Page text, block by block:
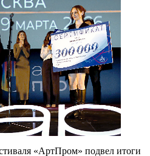
«АртПром» подвел итоги